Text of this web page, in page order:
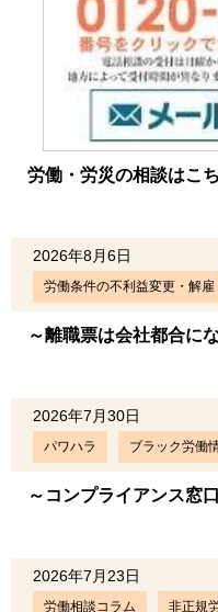
労働・労災の相談はこ
2026年8月6日
労働条件の不利益変更・解雇
～離職票は会社都合に
2026年7月30日
パワハラ ブラック労働
～コンプライアンス窓
2026年7月23日
労働相談コラム 非正規